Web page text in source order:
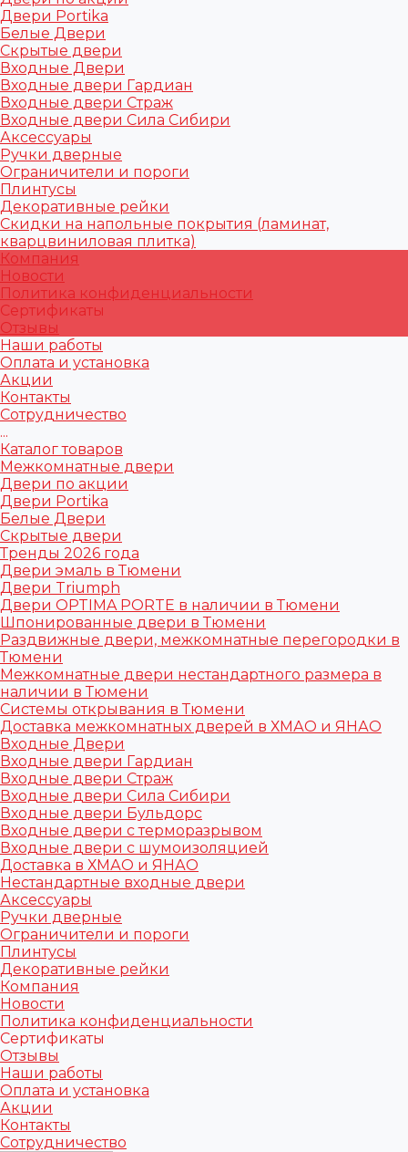
Двери Portika
Белые Двери
Скрытые двери
Входные Двери
Входные двери Гардиан
Входные двери Страж
Входные двери Сила Сибири
Аксессуары
Ручки дверные
Ограничители и пороги
Плинтусы
Декоративные рейки
Скидки на напольные покрытия (ламинат,
кварцвиниловая плитка)
Компания
Новости
Политика конфиденциальности
Сертификаты
Отзывы
Наши работы
Оплата и установка
Акции
Контакты
Сотрудничество
...
Каталог товаров
Межкомнатные двери
Двери по акции
Двери Portika
Белые Двери
Скрытые двери
Тренды 2026 года
Двери эмаль в Тюмени
Двери Triumph
Двери OPTIMA PORTE в наличии в Тюмени
Шпонированные двери в Тюмени
Раздвижные двери, межкомнатные перегородки в
Тюмени
Межкомнатные двери нестандартного размера в
наличии в Тюмени
Системы открывания в Тюмени
Доставка межкомнатных дверей в ХМАО и ЯНАО
Входные Двери
Входные двери Гардиан
Входные двери Страж
Входные двери Сила Сибири
Входные двери Бульдорс
Входные двери с терморазрывом
Входные двери с шумоизоляцией
Доставка в ХМАО и ЯНАО
Нестандартные входные двери
Аксессуары
Ручки дверные
Ограничители и пороги
Плинтусы
Декоративные рейки
Компания
Новости
Политика конфиденциальности
Сертификаты
Отзывы
Наши работы
Оплата и установка
Акции
Контакты
Сотрудничество